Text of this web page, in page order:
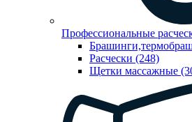
Профессиональные
Расчески (248)
Щетки массажные